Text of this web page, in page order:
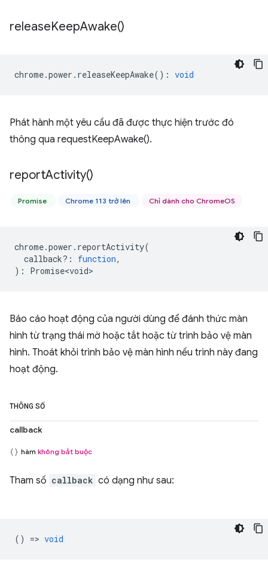
releaseKeepAwake()
chrome.power . releaseKeepAwake() : void
Phát hành một yêu cầu đã được thực hiện trước đó
thông qua requestKeepAwake().
reportActivity()
Promise Chrome 113 trở lên Chỉ dành cho ChromeOS
chrome.power . reportActivity(
callback? : function,
) : Promise<void>
Báo cáo hoạt động của người dùng để đánh thức màn
hình từ trạng thái mờ hoặc tắt hoặc từ trình bảo vệ màn
hình. Thoát khỏi trình bảo vệ màn hình nếu trình này đang
hoạt động.
THÔNG SỐ
callback
hàm không bắt buộc
Tham số callback có dạng như sau:
() => void